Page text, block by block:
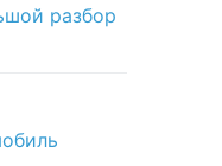
разбор